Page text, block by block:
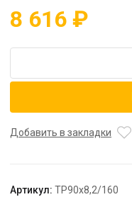
8 616 ₽
Труба
SDR
Добавить в закладки
Артикул: TP90x8,2/160